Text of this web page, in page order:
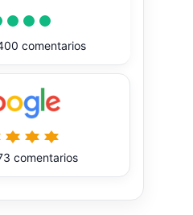
comentarios
comentarios